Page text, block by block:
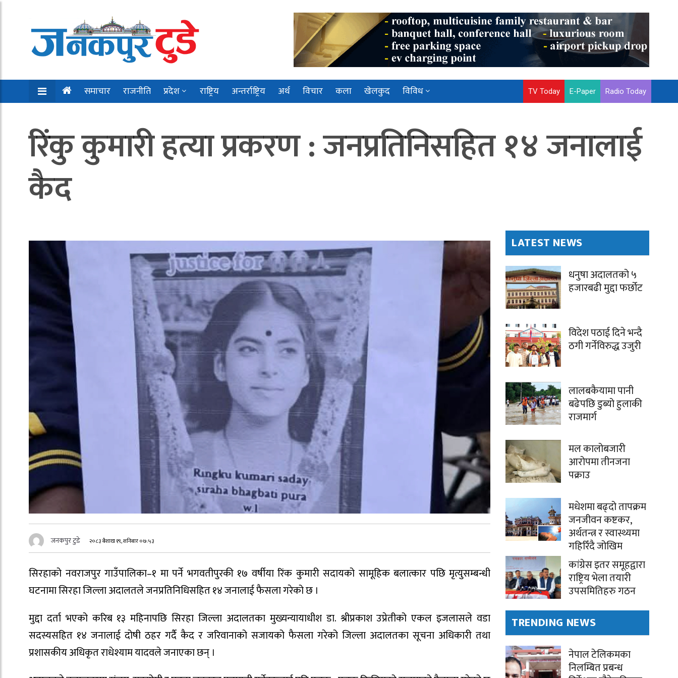
समाचार राजनीति प्रदेश राष्ट्रिय अन्तर्राष्ट्रिय अर्थ विचार कला खेलकुद विविध TV Today E-Paper Radio Today
रिंकु कुमारी हत्या प्रकरण : जनप्रतिनिसहित १४ जनालाई
कैद
जनकपुर टुडे २०८३ बैशाख १९, शनिबार ०७:५३
सिरहाको नवराजपुर गाउँपालिका–१ मा पर्ने भगवतीपुरकी १७ वर्षीया रिंक कुमारी सदायको सामूहिक बलात्कार पछि मृत्युसम्बन्धी
घटनामा सिरहा जिल्ला अदालतले जनप्रतिनिधिसहित १४ जनालाई फैसला गरेको छ ।
मुद्दा दर्ता भएको करिब १३ महिनापछि सिरहा जिल्ला अदालतका मुख्यन्यायाधीश डा. श्रीप्रकाश उप्रेतीको एकल इजलासले वडा
सदस्यसहित १४ जनालाई दोषी ठहर गर्दै कैद र जरिवानाको सजायको फैसला गरेको जिल्ला अदालतका सूचना अधिकारी तथा
प्रशासकीय अधिकृत राधेश्याम यादवले जनाएका छन् ।
LATEST NEWS
धनुषा अदालतको ५
हजारबढी मुद्दा फर्छोट
विदेश पठाई दिने भन्दै
ठगी गर्नेविरुद्ध उजुरी
लालबकैयामा पानी
बढेपछि डुब्यो हुलाकी
राजमार्ग
मल कालोबजारी
आरोपमा तीनजना
पक्राउ
मधेशमा बढ्दो तापक्रम
जनजीवन कष्टकर,
अर्थतन्त्र र स्वास्थ्यमा
गहिरिँदै जोखिम
कांग्रेस इतर समूहद्वारा
राष्ट्रिय भेला तयारी
उपसमितिहरु गठन
TRENDING NEWS
नेपाल टेलिकमका
निलम्बित प्रबन्ध